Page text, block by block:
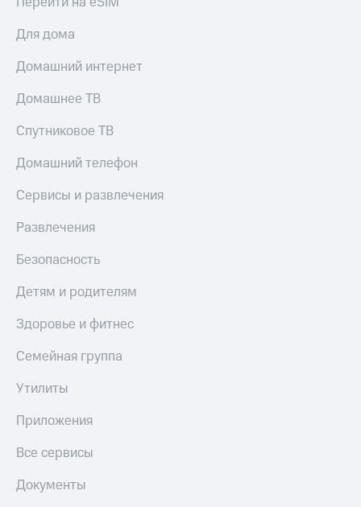
товары
Для дома
Домашний интернет
Домашнее ТВ
Спутниковое ТВ
Домашний телефон
Сервисы и развлечения
Развлечения
Безопасность
Детям и родителям
Здоровье и фитнес
Семейная группа
Утилиты
Приложения
Все сервисы
Документы